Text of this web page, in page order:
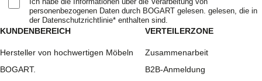
KUNDENBEREICH
Hersteller von hochwertigen Möbeln
BOGART.
VERTEILERZONE
Zusammenarbeit
B2B-Anmeldung
personenbezogenen Daten durch BOGART gelesen. gelesen, die in
der Datenschutzrichtlinie* enthalten sind.